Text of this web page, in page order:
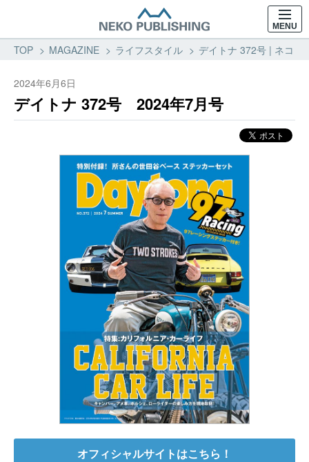
MENU
TOP MAGAZINE ライフスタイル デイトナ 372号 | ネコ・
2024年6月6日
デイトナ 372号 2024年7月号
オフィシャルサイトはこちら！